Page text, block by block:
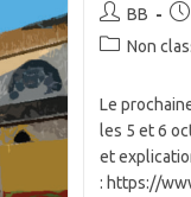
Auteur/
de
BB
PostNon
Le
les 5 et 6
et
: https://